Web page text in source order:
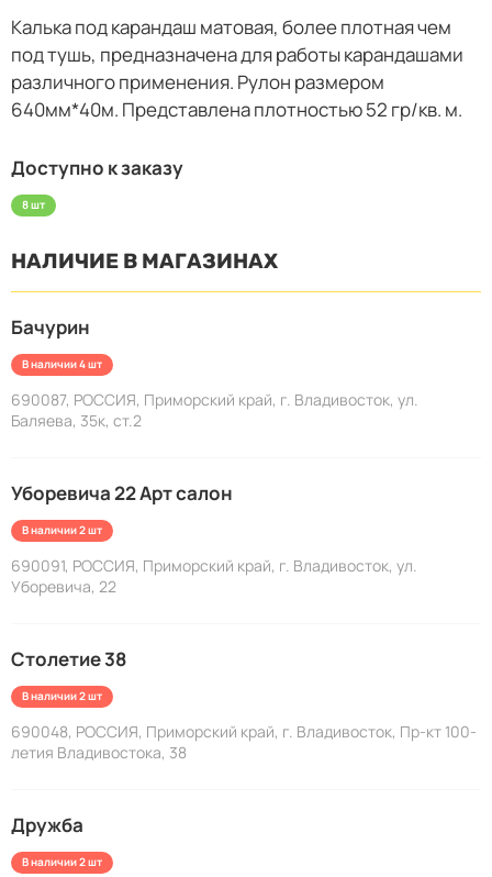
Калька под карандаш матовая, более плотная чем
под тушь, предназначена для работы карандашами
различного применения. Рулон размером
640мм*40м. Представлена плотностью 52 гр/кв. м.
Доступно к заказу
8 шт
НАЛИЧИЕ В МАГАЗИНАХ
Бачурин
В наличии 4 шт
690087, РОССИЯ, Приморский край, г. Владивосток, ул.
Баляева, 35к, ст.2
Уборевича 22 Арт салон
В наличии 2 шт
690091, РОССИЯ, Приморский край, г. Владивосток, ул.
Уборевича, 22
Столетие 38
В наличии 2 шт
690048, РОССИЯ, Приморский край, г. Владивосток, Пр-кт 100-
летия Владивостока, 38
Дружба
В наличии 2 шт